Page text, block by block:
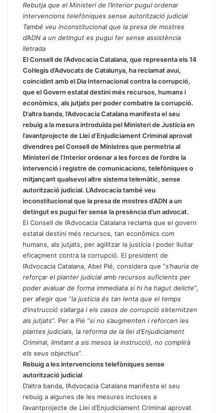
Rebutja que el Ministeri de l’Interior pugui ordenar
intervencions telefòniques sense autorització judicial
També veu inconstitucional que la presa de mostres
d’ADN a un detingut es pugui fer sense assistència
lletrada
El Consell de l’Advocacia Catalana, que representa els 14
Col·legis d’Advocats de Catalunya, ha reclamat avui,
coincidint amb el Dia Internacional contra la corrupció,
que el Govern estatal destini més recursos, humans i
econòmics, als jutjats per poder combatre la corrupció.
D’altra banda, l’Advocacia Catalana manifesta el seu
rebuig a la mesura introduïda pel Ministeri de Justícia en
l’avantprojecte de Llei d’Enjudiciament Criminal aprovat
divendres pel Consell de Ministres que permetria al
Ministeri de l’Interior ordenar a les forces de l’ordre la
intervenció i registre de comunicacions, telefòniques o
mitjançant qualsevol altre sistema telemàtic, sense
autorització judicial. L’Advocacia també veu
inconstitucional que la presa de mostres d’ADN a un
detingut es pugui fer sense la presència d’un advocat.
El Consell de l’Advocacia Catalana reclama que el govern
estatal destini més recursos, tan econòmics com
humans, als jutjats, per agilitzar la justícia i poder lluitar
eficaçment contra la corrupció. El president de
l’Advocacia Catalana, Abel Pié, considera que “s’hauria de
reforçar el planter judicial amb recursos suficients per
poder avaluar de forma immediata si hi ha hagut delicte”,
per afegir que “la justícia és tan lenta que el temps
d’instrucció s’allarga i els casos de corrupció s’eternitzen
als jutjats”. Per a Pié “si no s’augmenten i reforcen les
plantes judicials, la reforma de la llei d’Enjudiciament
Criminal, limitant a sis mesos la instrucció, no complirà
els seus objectius”.
Rebuig a les intervencions telefòniques sense
autorització judicial
D’altra banda, l’Advocacia Catalana manifesta el seu
rebuig a algunes de les mesures incloses a
l’avantprojecte de Llei d’Enjudiciament Criminal aprovat